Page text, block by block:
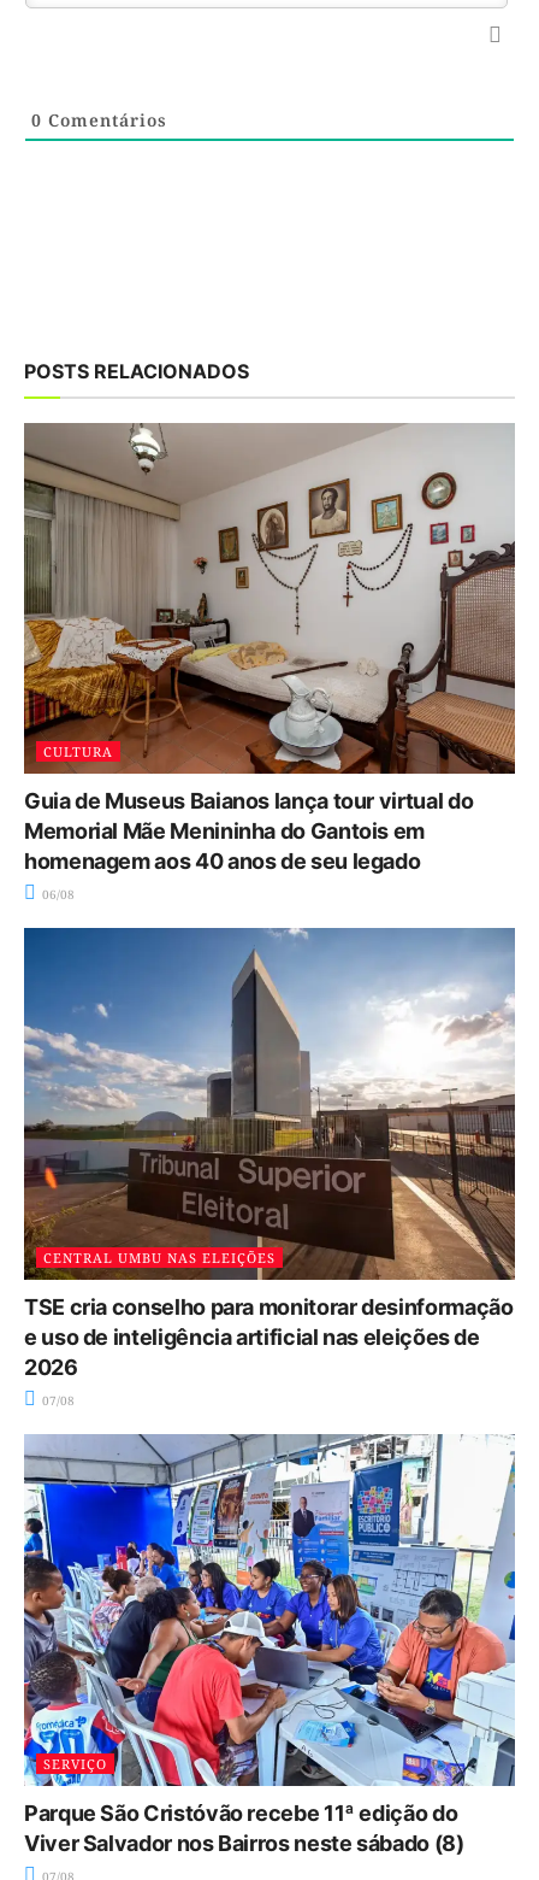
0 Comentários
POSTS RELACIONADOS
CULTURA
Guia de Museus Baianos lança tour virtual do
Memorial Mãe Menininha do Gantois em
homenagem aos 40 anos de seu legado
06/08
CENTRAL UMBU NAS ELEIÇÕES
TSE cria conselho para monitorar desinformação
e uso de inteligência artificial nas eleições de
2026
07/08
SERVIÇO
Parque São Cristóvão recebe 11ª edição do
Viver Salvador nos Bairros neste sábado (8)
07/08